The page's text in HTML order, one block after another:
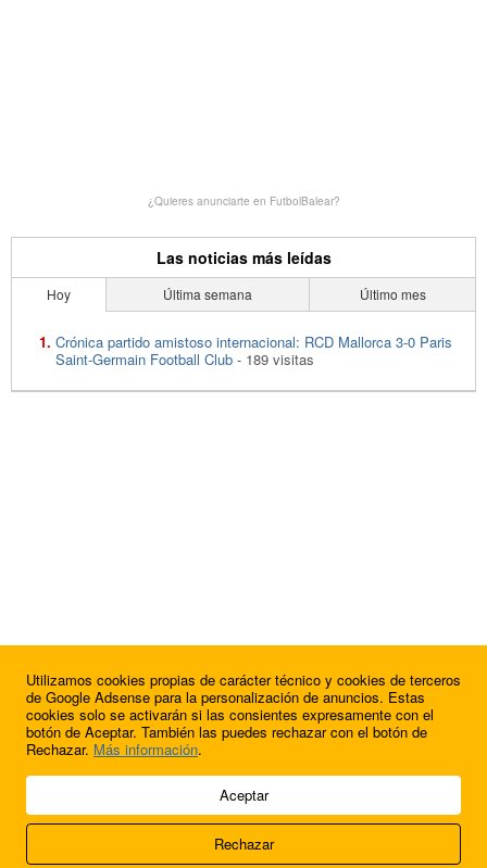
¿Quieres anunciarte en FutbolBalear?
Las noticias más leídas
Hoy Última semana Último mes
Crónica partido amistoso internacional: RCD Mallorca 3-0 Paris
Saint-Germain Football Club - 189 visitas
© 2009 - 2026 Soluciones Corporativas IP, SL.
Acerca de nosotros
FútbolBalear
Utilizamos cookies propias de carácter técnico y cookies de terceros
de Google Adsense para la personalización de anuncios. Estas
cookies solo se activarán si las consientes expresamente con el
botón de Aceptar. También las puedes rechazar con el botón de
Rechazar. Más información.
Aceptar
Rechazar